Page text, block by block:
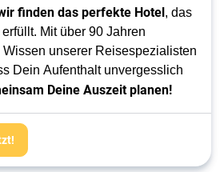
finden das perfekte Hotel, das
Mit über 90 Jahren
Wissen unserer Reisespezialisten
Dein Aufenthalt unvergesslich
Deine Auszeit planen!